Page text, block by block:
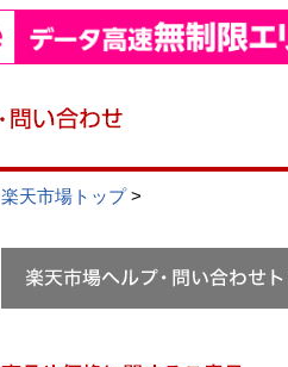
楽天市場トップ>